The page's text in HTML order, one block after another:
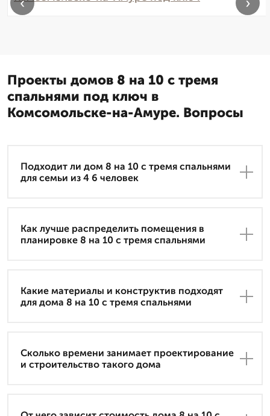
Проекты домов 8 на 10 с тремя
спальнями под ключ в
Комсомольске-на-Амуре. Вопросы
Подходит ли дом 8 на 10 с тремя спальнями
для семьи из 4 6 человек
Как лучше распределить помещения в
планировке 8 на 10 с тремя спальнями
Какие материалы и конструктив подходят
для дома 8 на 10 с тремя спальнями
Сколько времени занимает проектирование
и строительство такого дома